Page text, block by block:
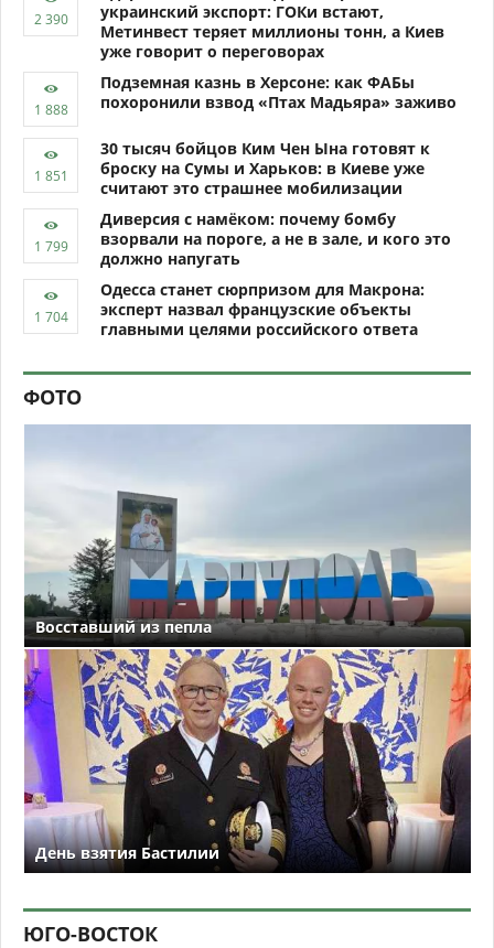
украинский экспорт: ГОКи встают,
Метинвест теряет миллионы тонн, а Киев
уже говорит о переговорах
Подземная казнь в Херсоне: как ФАБы
похоронили взвод «Птах Мадьяра» заживо
30 тысяч бойцов Ким Чен Ына готовят к
броску на Сумы и Харьков: в Киеве уже
считают это страшнее мобилизации
Диверсия с намёком: почему бомбу
взорвали на пороге, а не в зале, и кого это
должно напугать
Одесса станет сюрпризом для Макрона:
эксперт назвал французские объекты
главными целями российского ответа
ФОТО
Восставший из пепла
День взятия Бастилии
ЮГО-ВОСТОК